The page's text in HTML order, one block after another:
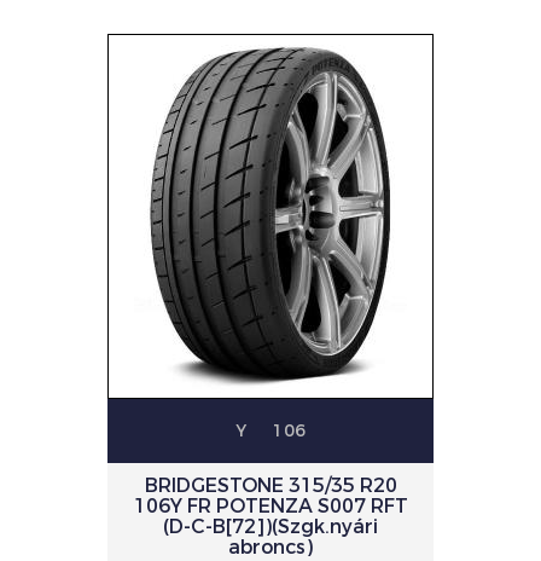
Y 106
BRIDGESTONE 315/35 R20
106Y FR POTENZA S007 RFT
(D-C-B[72])(Szgk.nyári
abroncs)